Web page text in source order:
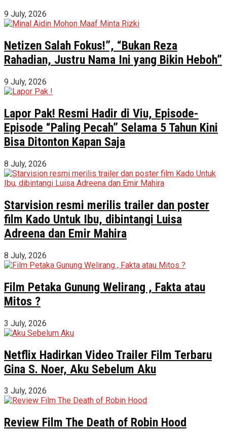
9 July, 2026
Netizen Salah Fokus!”, “Bukan Reza
Rahadian, Justru Nama Ini yang Bikin Heboh”
9 July, 2026
Lapor Pak! Resmi Hadir di Viu, Episode-
Episode “Paling Pecah” Selama 5 Tahun Kini
Bisa Ditonton Kapan Saja
8 July, 2026
Starvision resmi merilis trailer dan poster
film Kado Untuk Ibu, dibintangi Luisa
Adreena dan Emir Mahira
8 July, 2026
Film Petaka Gunung Welirang , Fakta atau
Mitos ?
3 July, 2026
Netflix Hadirkan Video Trailer Film Terbaru
Gina S. Noer, Aku Sebelum Aku
3 July, 2026
Review Film The Death of Robin Hood